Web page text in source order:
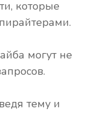
которые
могут не
тему и